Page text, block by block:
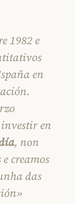
1982 e
en
en
, non
creamos
das